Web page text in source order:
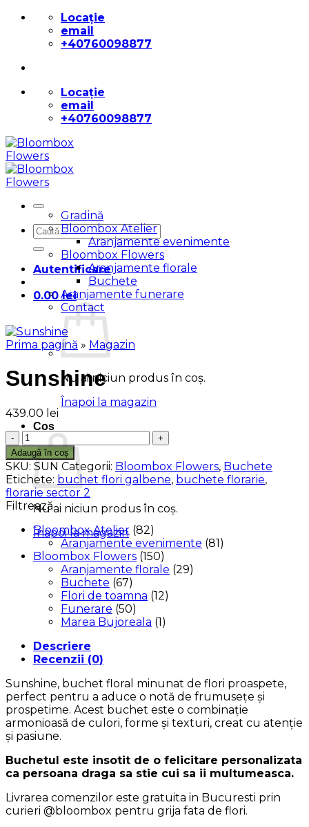
Skip
content
Locație
email
+40760098877
Locație
email
+40760098877
Caută
după:
Autentificare
0.00lei
Nu ai niciun produs în coș.
Înapoi la magazin
Coș
Nu ai niciun produs în coș.
Înapoi la magazin
Gradină
Bloombox Atelier
Aranjamente evenimente
Bloombox Flowers
Aranjamente florale
Buchete
Aranjamente funerare
Contact
Prima pagină » Magazin
Sunshine
439.00 lei
Cantitate
Sunshine
Adaugă în coș
SKU: SUN Categorii: Bloombox Flowers, Buchete
Etichete: buchet flori galbene, buchete florarie,
florarie sector 2
Filtrează
Bloombox Atelier (82)
Aranjamente evenimente (81)
Bloombox Flowers (150)
Aranjamente florale (29)
Buchete (67)
Flori de toamna (12)
Funerare (50)
Marea Bujoreala (1)
Descriere
Recenzii (0)
Sunshine, buchet floral minunat de flori proaspete,
perfect pentru a aduce o notă de frumusețe și
prospetime. Acest buchet este o combinație
armonioasă de culori, forme și texturi, creat cu atenție
și pasiune.
Buchetul este insotit de o felicitare personalizata
ca persoana draga sa stie cui sa ii multumeasca.
Livrarea comenzilor este gratuita in Bucuresti prin
curieri @bloombox pentru grija fata de flori.